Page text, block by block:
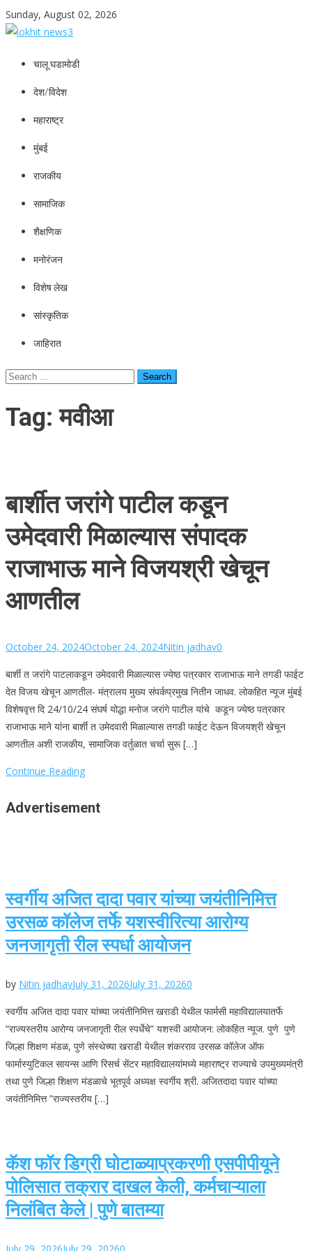
Skip
to
Sunday, August 02, 2026
lokhit news3
lokhit news 3
चालू घडामोडी
देश/विदेश
महाराष्ट्र
मुंबई
राजकीय
सामाजिक
शैक्षणिक
मनोरंजन
विशेष लेख
सांस्कृतिक
जाहिरात
Search
Tag:मवीआ
बार्शीत जरांगे पाटील कडून
उमेदवारी मिळाल्यास संपादक
राजाभाऊ माने विजयश्री खेचून
आणतील
October 24, 2024October 24, 2024Nitin jadhav0
बार्शी त जरांगे पाटलाकडून उमेदवारी मिळाल्यास ज्येष्ठ पत्रकार राजाभाऊ माने तगडी फाईट
देत विजय खेचून आणतील- मंत्रालय मुख्य संपर्कप्रमुख नितीन जाधव. लोकहित न्यूज मुंबई
विशेषवृत्त दि 24/10/24 संघर्ष योद्धा मनोज जरांगे पाटील यांचे कडून ज्येष्ठ पत्रकार
राजाभाऊ माने यांना बार्शी त उमेदवारी मिळाल्यास तगडी फाईट देऊन विजयश्री खेचून
आणतील अशी राजकीय, सामाजिक वर्तुळात चर्चा सुरू […]
Continue Reading
Advertisement
स्वर्गीय अजित दादा पवार यांच्या जयंतीनिमित्त
उरसळ कॉलेज तर्फे यशस्वीरित्या आरोग्य
जनजागृती रील स्पर्धा आयोजन
by Nitin jadhavJuly 31, 2026July 31, 20260
स्वर्गीय अजित दादा पवार यांच्या जयंतीनिमित्त खराडी येथील फार्मसी महाविद्यालयातर्फे
“राज्यस्तरीय आरोग्य जनजागृती रील स्पर्धेचे” यशस्वी आयोजन: लोकहित न्यूज. पुणे पुणे
जिल्हा शिक्षण मंडळ, पुणे संस्थेच्या खराडी येथील शंकरराव उरसळ कॉलेज ऑफ
फार्मास्युटिकल सायन्स आणि रिसर्च सेंटर महाविद्यालयांमध्ये महाराष्ट्र राज्याचे उपमुख्यमंत्री
तथा पुणे जिल्हा शिक्षण मंडळाचे भूतपूर्व अध्यक्ष स्वर्गीय श्री. अजितदादा पवार यांच्या
जयंतीनिमित्त ”राज्यस्तरीय […]
कॅश फॉर डिग्री घोटाळ्याप्रकरणी एसपीपीयूने
पोलिसात तक्रार दाखल केली, कर्मचाऱ्याला
निलंबित केले | पुणे बातम्या